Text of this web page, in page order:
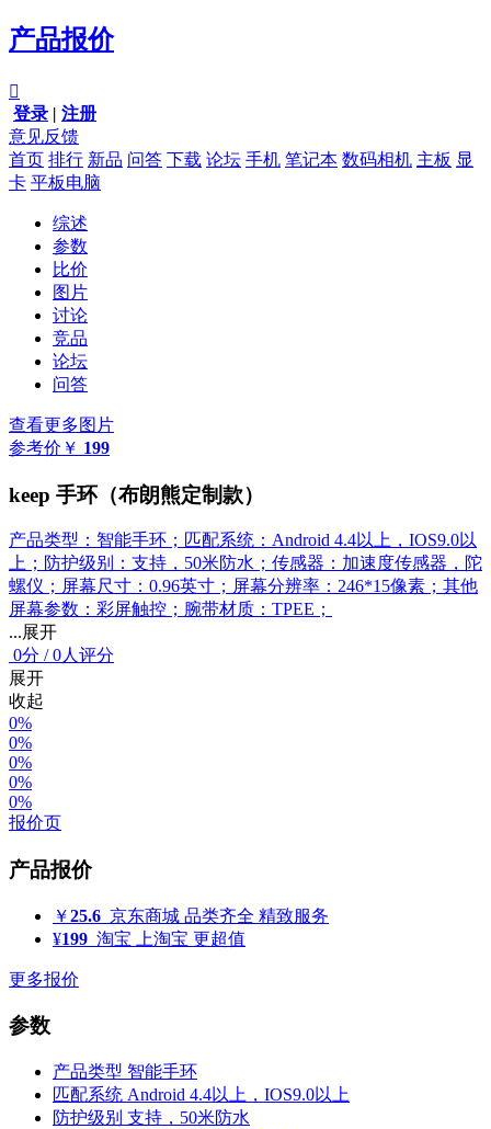
产品报价

登录 | 注册
意见反馈
首页 排行 新品 问答 下载 论坛 手机 笔记本 数码相机 主板 显
卡 平板电脑
综述
参数
比价
图片
讨论
竞品
论坛
问答
查看更多图片
参考价 ￥ 199
keep 手环（布朗熊定制款）
产品类型：智能手环；匹配系统：Android 4.4以上，IOS9.0以
上；防护级别：支持，50米防水；传感器：加速度传感器，陀
螺仪；屏幕尺寸：0.96英寸；屏幕分辨率：246*15像素；其他
屏幕参数：彩屏触控；腕带材质：TPEE；
...展开
0分 /0人评分
展开
收起
0%
0%
0%
0%
0%
报价页
产品报价
￥25.6 京东商城 品类齐全 精致服务
¥199 淘宝 上淘宝 更超值
更多报价
参数
产品类型 智能手环
匹配系统 Android 4.4以上，IOS9.0以上
防护级别 支持，50米防水